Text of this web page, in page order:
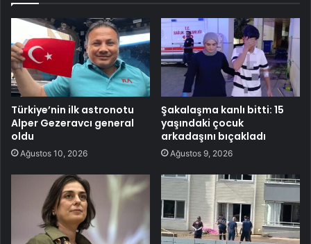
Türkiye’nin ilk astronotu
Alper Gezeravcı general
oldu
Ağustos 10, 2026
Şakalaşma kanlı bitti: 15
yaşındaki çocuk
arkadaşını bıçakladı
Ağustos 9, 2026